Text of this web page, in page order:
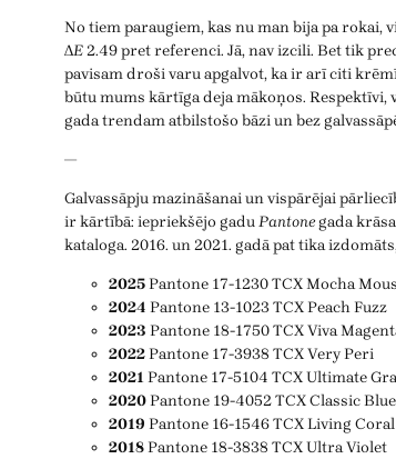
No tiem paraugiem, kas nu man bija pa rokai,
ΔE2.49 pret referenci. Jā, nav izcili. Bet tik
pavisam droši varu apgalvot, ka ir arī citi
būtu mums kārtīga deja mākoņos.
gada trendam atbilstošo bāzi un bez
—
Galvassāpju mazināšanai un vispārējai
ir kārtībā: iepriekšējo gaduPantonegada
kataloga. 2016. un 2021. gadā pat tika
2025Pantone 17-1230 TCX Mocha
2024 Pantone 13-1023 TCX Peach Fuzz
2023 Pantone 18-1750 TCX Viva
2022Pantone 17-3938 TCX Very Peri
2021Pantone 17-5104 TCX Ultimate
2020Pantone 19-4052 TCX Classic Blue
2019 Pantone 16-1546 TCX Living Coral
2018Pantone 18-3838 TCX Ultra Violet